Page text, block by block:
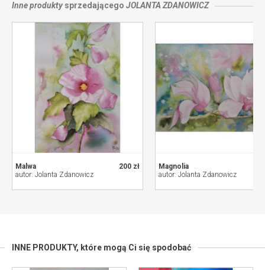
Inne produktysprzedającego JOLANTA ZDANOWICZ
200 zł
Malwa
autor: Jolanta Zdanowicz
Magnolia
autor: Jolanta Zdanowicz
INNE PRODUKTY, które mogą Ci się spodobać